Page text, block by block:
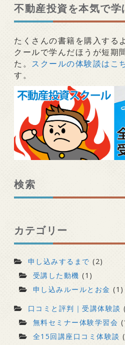
シ
ョ
ン
不動産投資を本気で学
たくさんの書籍を購入する
クールで学んだほうが短期
た。 スクールの体験談はこ
す。
検索
カテゴリー
申し込みするまで (2)
受講した動機 (1)
申し込みルールとお金 (1)
口コミと評判｜受講体験談
無料セミナー体験学習会
全15回講座口コミ体験談